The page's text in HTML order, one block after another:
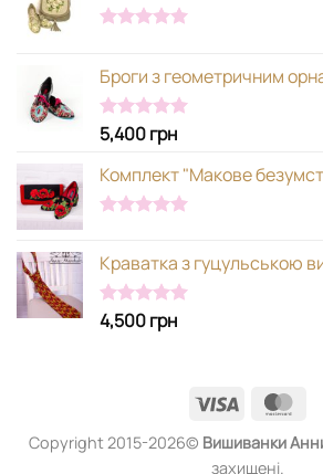
Броги з геометричним
Оцінено в
з 5
5,400грн
Комплект "Макове
Краватка з гуцульською
Оцінено в
з 5
4,500грн
Visa
Copyright 2015-2026© Вишиванки
захищені.